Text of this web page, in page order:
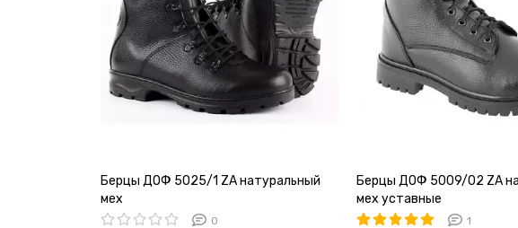
Берцы ДОФ 5025/1 ZA натуральный
мех
0
Берцы ДОФ 5009/02 ZA
мех уставные
1